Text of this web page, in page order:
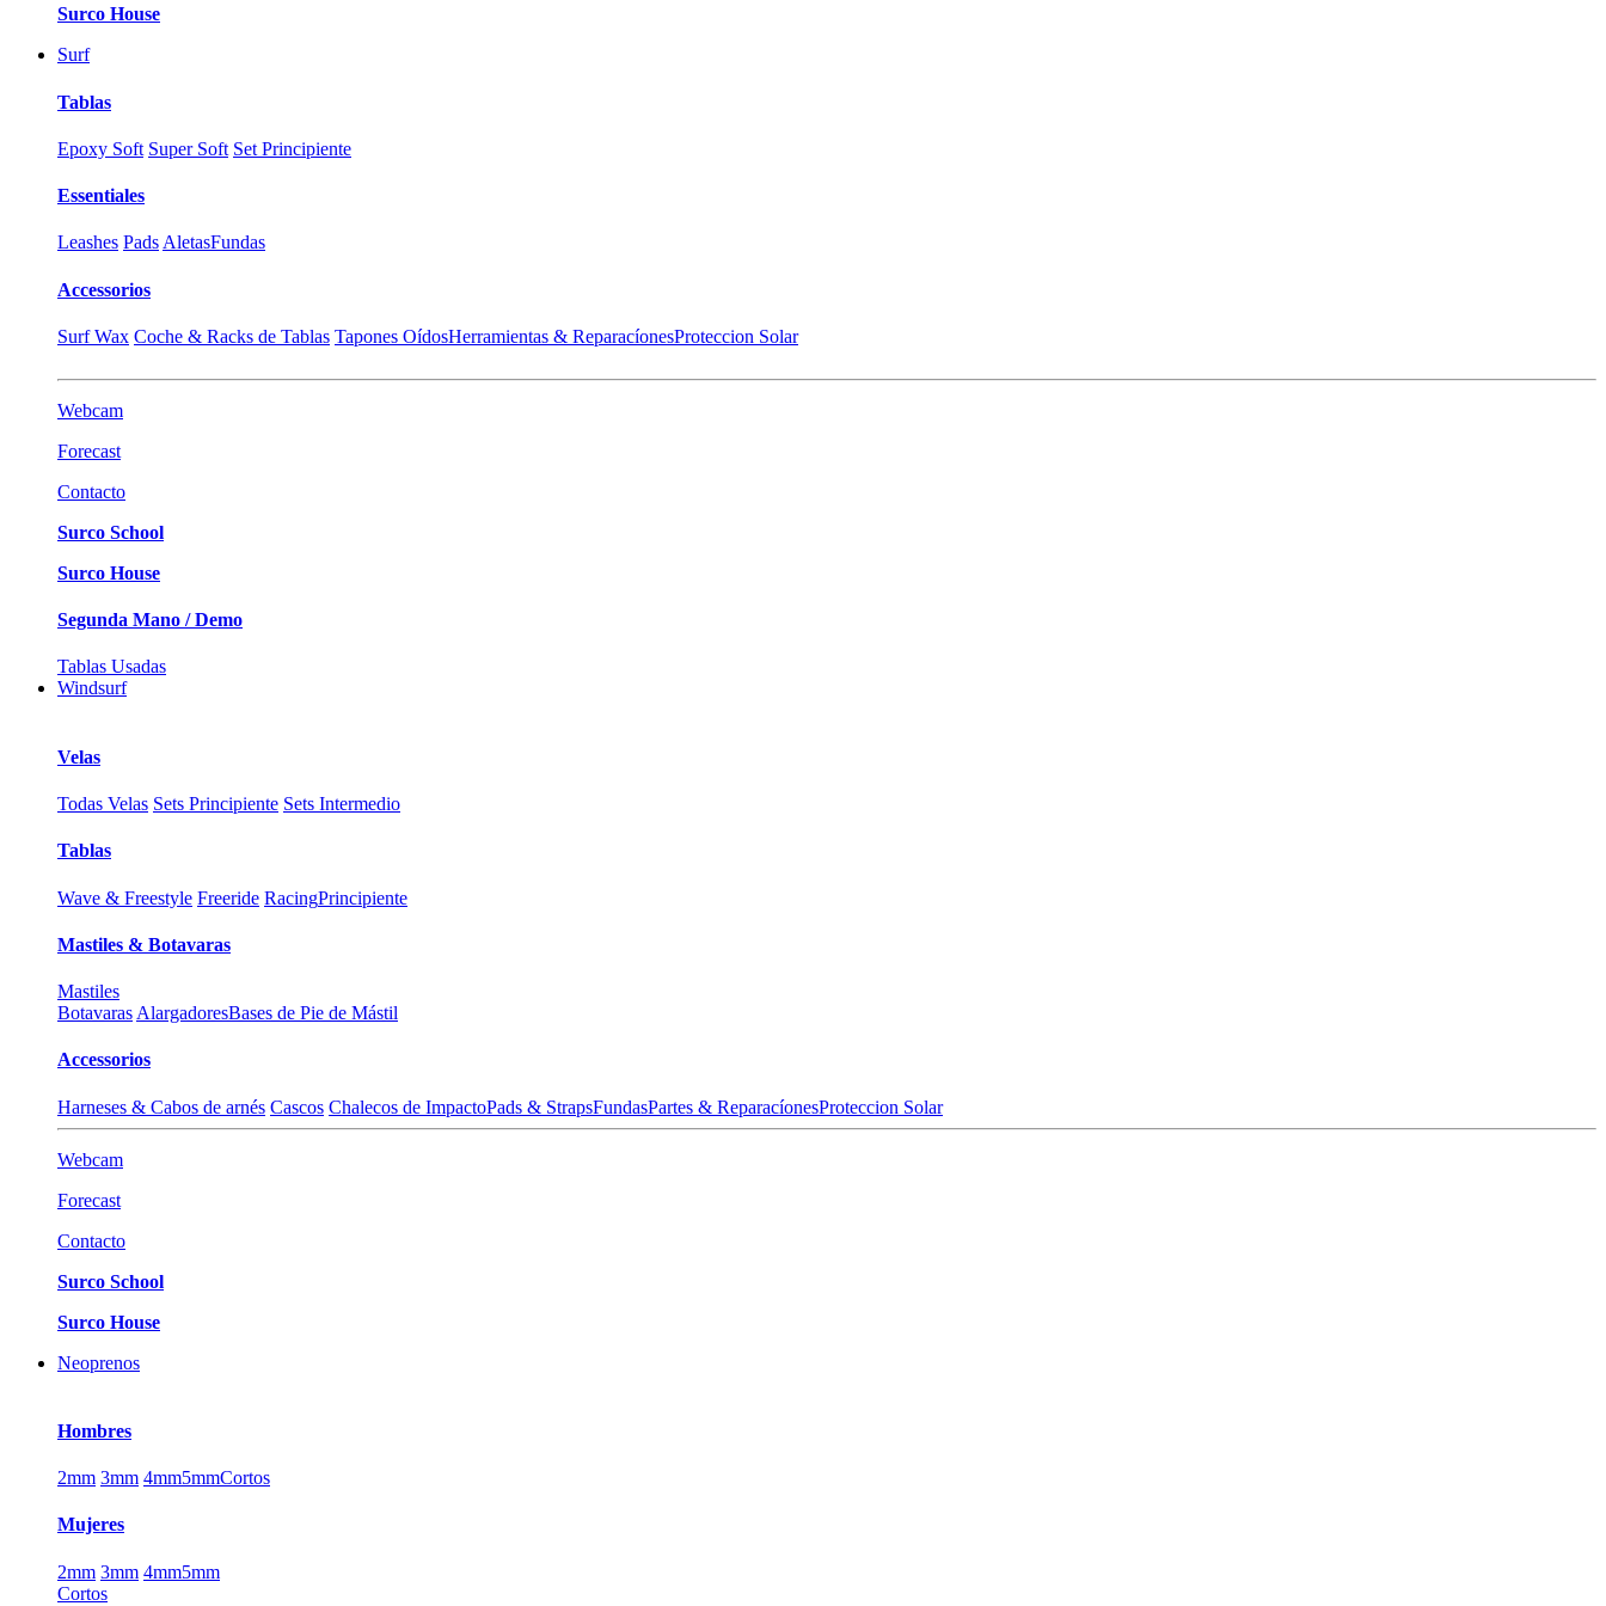
Surco House
Surf
Tablas
Epoxy Soft Super Soft Set Principiente
Essentiales
Leashes Pads AletasFundas
Accessorios
Surf Wax Coche & Racks de Tablas Tapones OídosHerramientas & ReparacíonesProteccion Solar
Webcam
Forecast
Contacto
Surco School
Surco House
Segunda Mano / Demo
Tablas Usadas
Windsurf
Velas
Todas Velas Sets Principiente Sets Intermedio
Tablas
Wave & Freestyle Freeride RacingPrincipiente
Mastiles & Botavaras
Mastiles
Botavaras AlargadoresBases de Pie de Mástil
Accessorios
Harneses & Cabos de arnés Cascos Chalecos de ImpactoPads & StrapsFundasPartes & ReparacíonesProteccion Solar
Webcam
Forecast
Contacto
Surco School
Surco House
Neoprenos
Hombres
2mm 3mm 4mm5mmCortos
Mujeres
2mm 3mm 4mm5mm
Cortos